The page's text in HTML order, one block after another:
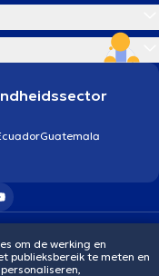
Guatemala
om de werking en
publieksbereik te meten en